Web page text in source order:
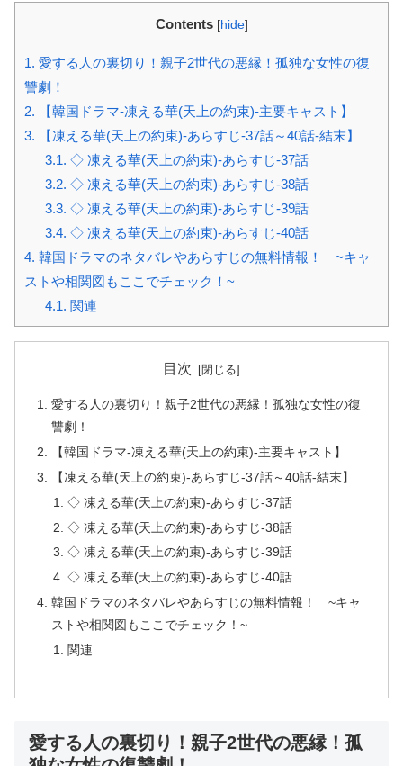
Contents [hide]
1. 愛する人の裏切り！親子2世代の悪縁！孤独な女性の復
讐劇！
2. 【韓国ドラマ-凍える華(天上の約束)-主要キャスト】
3. 【凍える華(天上の約束)-あらすじ-37話～40話-結末】
3.1. ◇ 凍える華(天上の約束)-あらすじ-37話
3.2. ◇ 凍える華(天上の約束)-あらすじ-38話
3.3. ◇ 凍える華(天上の約束)-あらすじ-39話
3.4. ◇ 凍える華(天上の約束)-あらすじ-40話
4. 韓国ドラマのネタバレやあらすじの無料情報！ ~キャ
ストや相関図もここでチェック！~
4.1. 関連
目次
愛する人の裏切り！親子2世代の悪縁！孤独な女性の復
讐劇！
【韓国ドラマ-凍える華(天上の約束)-主要キャスト】
【凍える華(天上の約束)-あらすじ-37話～40話-結末】
◇ 凍える華(天上の約束)-あらすじ-37話
◇ 凍える華(天上の約束)-あらすじ-38話
◇ 凍える華(天上の約束)-あらすじ-39話
◇ 凍える華(天上の約束)-あらすじ-40話
韓国ドラマのネタバレやあらすじの無料情報！ ~キャ
ストや相関図もここでチェック！~
関連
愛する人の裏切り！親子2世代の悪縁！孤